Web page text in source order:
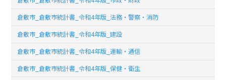
倉敷市_倉敷市統計書_令和4年版_法務・警察・消防
倉敷市_倉敷市統計書_令和4年版_建設
倉敷市_倉敷市統計書_令和4年版_運輸・通信
倉敷市_倉敷市統計書_令和4年版_保健・衛生